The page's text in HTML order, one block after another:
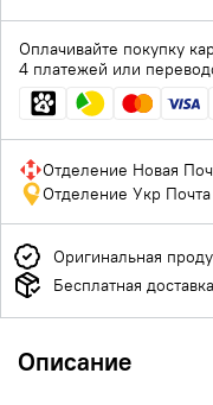
Оплачивайте покупку
4 платежей или
Отделение Новая
Отделение Укр Почта
Оригинальная
Бесплатная
Описание